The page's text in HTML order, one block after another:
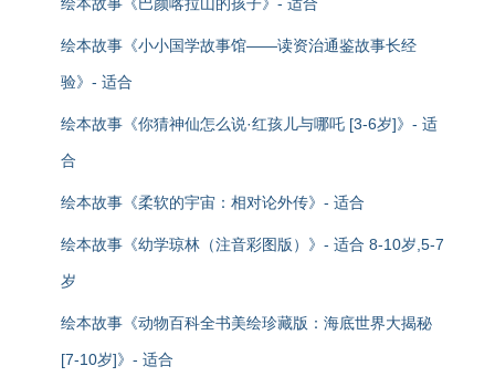
绘本故事《小小国学故事馆——读资治通鉴故事长经
验》- 适合
绘本故事《你猜神仙怎么说·红孩儿与哪吒 [3-6岁]》- 适
合
绘本故事《柔软的宇宙：相对论外传》- 适合
绘本故事《幼学琼林（注音彩图版）》- 适合 8-10岁,5-7
岁
绘本故事《动物百科全书美绘珍藏版：海底世界大揭秘
[7-10岁]》- 适合